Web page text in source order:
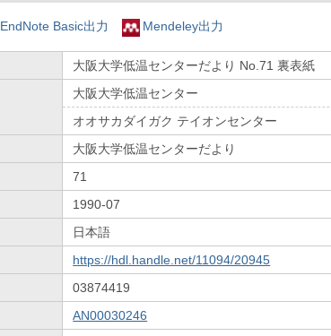
EndNote Basic出力 Mendeley出力
大阪大学低温センターだより No.71 裏表紙
大阪大学低温センター
オオサカダイガク テイオンセンター
大阪大学低温センターだより
71
1990-07
日本語
https://hdl.handle.net/11094/20945
03874419
AN00030246